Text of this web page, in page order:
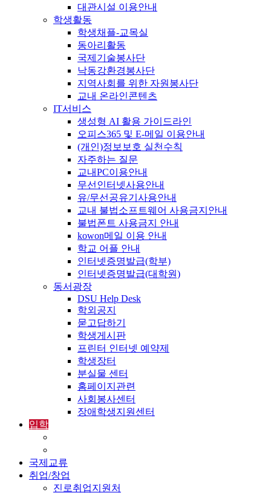
대관시설 이용안내
학생활동
학생채플-교목실
동아리활동
국제기술봉사단
낙동강환경봉사단
지역사회를 위한 자원봉사단
교내 온라인콘텐츠
IT서비스
생성형 AI 활용 가이드라인
오피스365 및 E-메일 이용안내
(개인)정보보호 실천수칙
자주하는 질문
교내PC이용안내
무선인터넷사용안내
유/무선공유기사용안내
교내 불법소프트웨어 사용금지안내
불법폰트 사용금지 안내
kowon메일 이용 안내
학교 어플 안내
인터넷증명발급(학부)
인터넷증명발급(대학원)
동서광장
DSU Help Desk
학외공지
묻고답하기
학생게시판
프린터 인터넷 예약제
학생장터
분실물 센터
홈페이지관련
사회봉사센터
장애학생지원센터
입학
국제교류
취업/창업
진로취업지원처